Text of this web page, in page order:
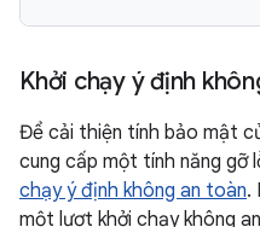
Khởi chạy ý định
Để cải thiện tính bảo mật
cung cấp một tính năng gỡ
chạy ý định không an toàn.
một lượt khởi chạy không